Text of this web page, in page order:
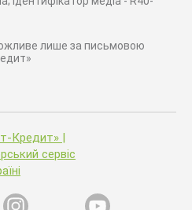
лише за письмовою